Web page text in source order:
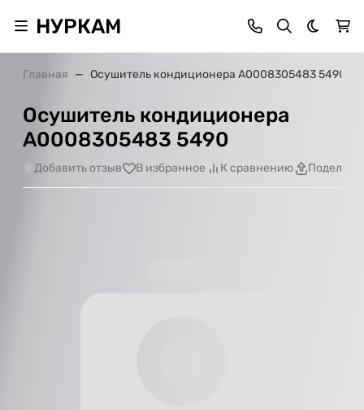
НУРКАМ Темная
Главная Осушитель кондиционера A0008305483 5490
Осушитель кондиционера
A0008305483 5490
Добавить отзыв В избранное К сравнению